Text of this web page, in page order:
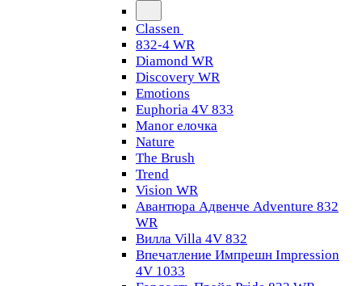
Classen
832-4 WR
Diamond WR
Discovery WR
Emotions
Euphoria 4V 833
Manor елочка
Nature
The Brush
Trend
Vision WR
Авантюра Адвенче Adventure 832
WR
Вилла Villa 4V 832
Впечатление Импрешн Impression
4V 1033